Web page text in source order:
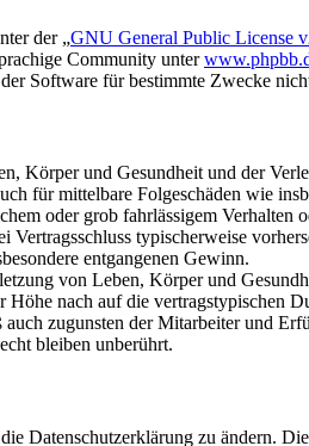
der „GNU General Public License
Community unter
Software für bestimmte Zwecke
Körper und Gesundheit und der
für mittelbare Folgeschäden wie
oder grob fahrlässigem
typischerweise
entgangenen Gewinn.
von Leben, Körper und
nach auf die vertragstypischen
zugunsten der Mitarbeiter und
bleiben unberührt.
Datenschutzerklärung zu ändern.